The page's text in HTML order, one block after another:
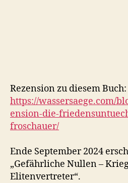
Rezension zu diesem Buch:
https://wassersaege.com/
ension-die-
froschauer/
Ende September 2024
„Gefährliche Nullen –
Elitenvertreter“.